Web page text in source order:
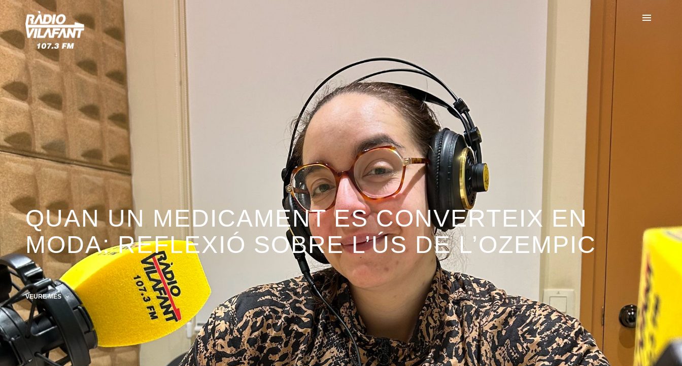
QUAN UN MEDICAMENT ES CONVERTEIX EN
MODA: REFLEXIÓ SOBRE L’ÚS DE L’OZEMPIC
VEURE MÉS